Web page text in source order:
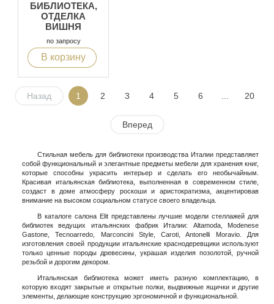
БИБЛИОТЕКА,
ОТДЕЛКА
ВИШНЯ
по запросу
В корзину
Назад 1 2 3 4 5 6 20
Вперед
Стильная мебель для библиотеки производства Италии представляет
собой функциональный и элегантные предметы мебели для хранения книг,
которые способны украсить интерьер и сделать его необычайным.
Красивая итальянская библиотека, выполненная в современном стиле,
создаст в доме атмосферу роскоши и аристократизма, акцентировав
внимание на высоком социальном статусе своего владельца.
В каталоге салона Elit представлены лучшие модели стеллажей для
библиотек ведущих итальянских фабрик Италии: Altamoda, Modenese
Gastone, Tecnoarredo, Marconcini Style, Caroti, Antonelli Moravio. Для
изготовления своей продукции итальянские краснодеревщики используют
только ценные породы древесины, украшая изделия позолотой, ручной
резьбой и дорогим декором.
Итальянская библиотека может иметь разную комплектацию, в
которую входят закрытые и открытые полки, выдвижные ящички и другие
элементы, делающие конструкцию эргономичной и функциональной.